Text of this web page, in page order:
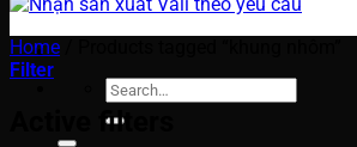
Search
for:
Home
Filter
Active filters